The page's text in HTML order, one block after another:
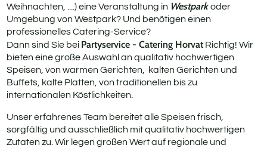
Weihnachten, ....) eine Veranstaltung in Westparkoder
Umgebung von Westpark? Und benötigen einen
professionelles Catering-Service?
Dann sind Sie bei Partyservice - Catering HorvatRichtig! Wir
bieten eine große Auswahl an qualitativ hochwertigen
Speisen, von warmen Gerichten, kalten Gerichten und
Buffets, kalte Platten, von traditionellen bis zu
internationalen Köstlichkeiten.
Unser erfahrenes Team bereitet alle Speisen frisch,
sorgfältig und ausschließlich mit qualitativ hochwertigen
Zutaten zu. Wir legen großen Wert auf regionale und